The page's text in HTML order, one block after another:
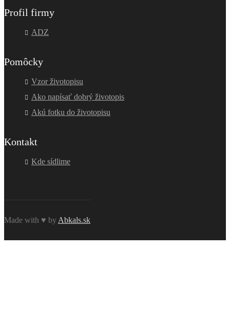
Profil firmy
ADZ
Pomôcky
Vzor životopisu
Ako napísať dobrý životopis
Akú fotku do životopisu
Kontakt
Kde sídlime
Made with ♥ by Abkals.sk